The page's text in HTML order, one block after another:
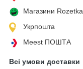
Магазини Rozetka
Укрпошта
Meest ПОШТА
Всі умови доставки